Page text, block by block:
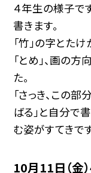
４年生の様子で
書きます。
「竹」の字とた
「とめ」、画の
た。
「さっき、この
ばる」と自分で
む姿がすてきです
10月11日（